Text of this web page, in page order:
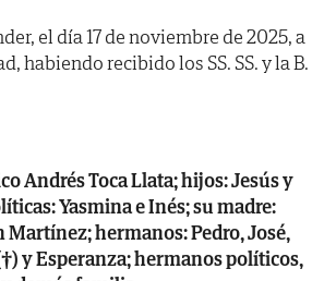
el día 17 de noviembre de 2025, a
habiendo recibido los SS. SS. y la B.
Andrés Toca Llata; hijos: Jesús y
Yasmina e Inés; su madre:
Martínez; hermanos: Pedro, José,
y Esperanza; hermanos políticos,